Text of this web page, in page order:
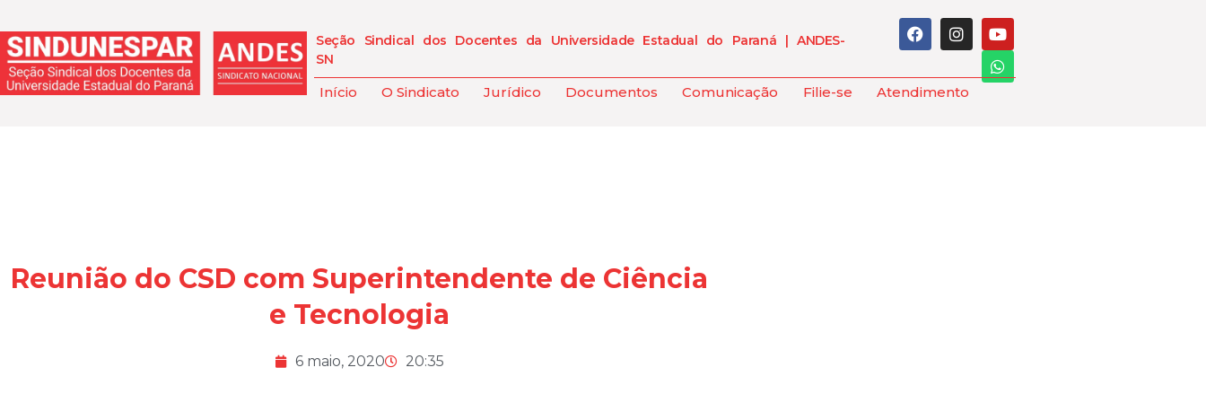
Seção Sindical dos Docentes da Universidade Estadual do Paraná | ANDES-
SN
Início O Sindicato Jurídico Documentos Comunicação Filie-se Atendimento
Reunião do CSD com Superintendente de Ciência
e Tecnologia
6 maio, 2020 20:35